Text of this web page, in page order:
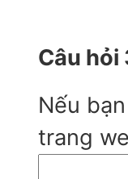
Câu hỏi
Nếu
trang